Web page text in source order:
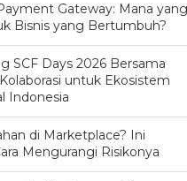
Gateway: Mana yang
Bisnis yang Bertumbuh?
SCF Days 2026 Bersama
untuk Ekosistem
Indonesia
di Marketplace? Ini
Mengurangi Risikonya